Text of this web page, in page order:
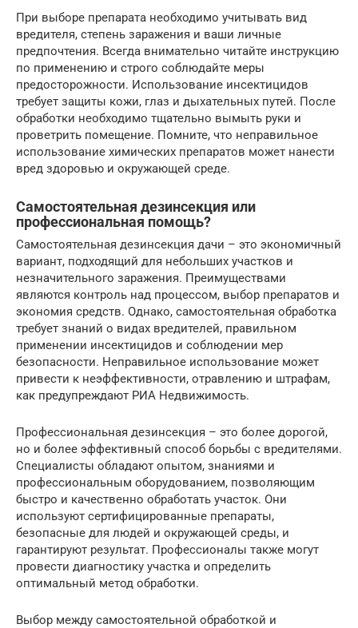
При выборе препарата необходимо учитывать вид
вредителя, степень заражения и ваши личные
предпочтения. Всегда внимательно читайте инструкцию
по применению и строго соблюдайте меры
предосторожности. Использование инсектицидов
требует защиты кожи, глаз и дыхательных путей. После
обработки необходимо тщательно вымыть руки и
проветрить помещение. Помните, что неправильное
использование химических препаратов может нанести
вред здоровью и окружающей среде.
Самостоятельная дезинсекция или
профессиональная помощь?
Самостоятельная дезинсекция дачи – это экономичный
вариант, подходящий для небольших участков и
незначительного заражения. Преимуществами
являются контроль над процессом, выбор препаратов и
экономия средств. Однако, самостоятельная обработка
требует знаний о видах вредителей, правильном
применении инсектицидов и соблюдении мер
безопасности. Неправильное использование может
привести к неэффективности, отравлению и штрафам,
как предупреждают РИА Недвижимость.
Профессиональная дезинсекция – это более дорогой,
но и более эффективный способ борьбы с вредителями.
Специалисты обладают опытом, знаниями и
профессиональным оборудованием, позволяющим
быстро и качественно обработать участок. Они
используют сертифицированные препараты,
безопасные для людей и окружающей среды, и
гарантируют результат. Профессионалы также могут
провести диагностику участка и определить
оптимальный метод обработки.
Выбор между самостоятельной обработкой и